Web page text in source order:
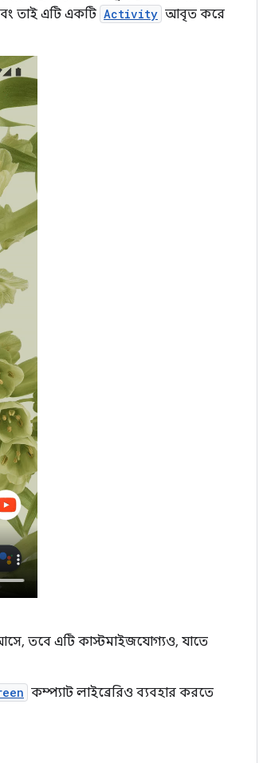
তাই এটি একটি Activity আবৃত করে
আসে, তবে এটি কাস্টমাইজযোগ্যও, যাতে
কম্প্যাট লাইব্রেরিও ব্যবহার করতে